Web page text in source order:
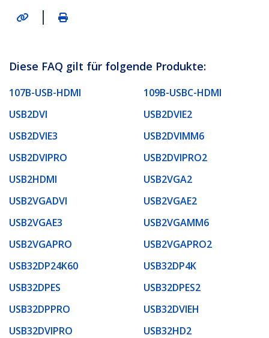
|
Diese FAQ gilt für folgende Produkte:
107B-USB-HDMI
109B-USBC-HDMI
USB2DVI
USB2DVIE2
USB2DVIE3
USB2DVIMM6
USB2DVIPRO
USB2DVIPRO2
USB2HDMI
USB2VGA2
USB2VGADVI
USB2VGAE2
USB2VGAE3
USB2VGAMM6
USB2VGAPRO
USB2VGAPRO2
USB32DP24K60
USB32DP4K
USB32DPES
USB32DPES2
USB32DPPRO
USB32DVIEH
USB32DVIPRO
USB32HD2